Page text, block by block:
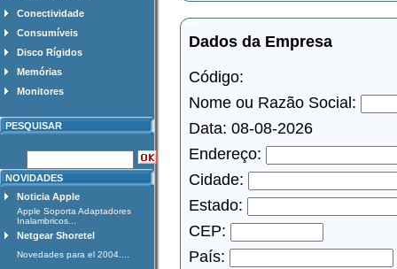
Conectividade
Consumíveis
Disco Rígidos
Memórias
Monitores
PESQUISAR
NOVIDADES
Noticia Apple
Apple Soporta Adaptadores
Inalambricos...
Netgear Shoretel
Novedades para el 2004....
Dados da Empresa
Código:
Nome ou Razão Social:
Data: 08-08-2026
Endereço:
Cidade:
Estado:
CEP:
País: